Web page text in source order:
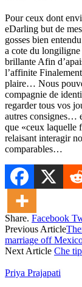
Pour ceux dont
eDarling but de
gosses bien
a cote du
brillante Afin
l’affinite
plaire… Nous
compagnie de
regarder tous vos
autres consignes…
que «ceux laquelle
relaisant interagir
comparables…
Share. Facebook
Previous Article
marriage off
Next Article Che
Priya Prajapati